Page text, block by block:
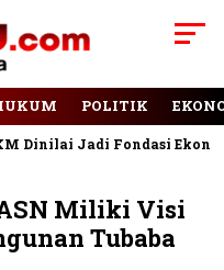
POLITIK
Jadi Fondasi Ekonomi
Miliki Visi
Tubaba